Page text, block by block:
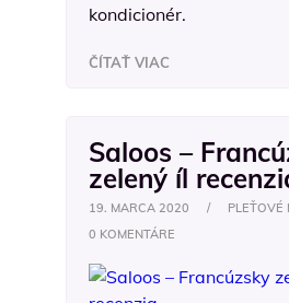
kondicionér.
ČÍTAŤ VIAC
Saloos –
zelený íl
19. MARCA 2020 / PLEŤOVÉ
0 KOMENTÁRE